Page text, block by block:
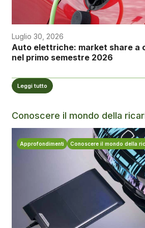
Luglio 30, 2026
Auto elettriche: market share a
nel primo semestre 2026
Leggi tutto
Conoscere il mondo della
Approfondimenti Conoscere il mondo della